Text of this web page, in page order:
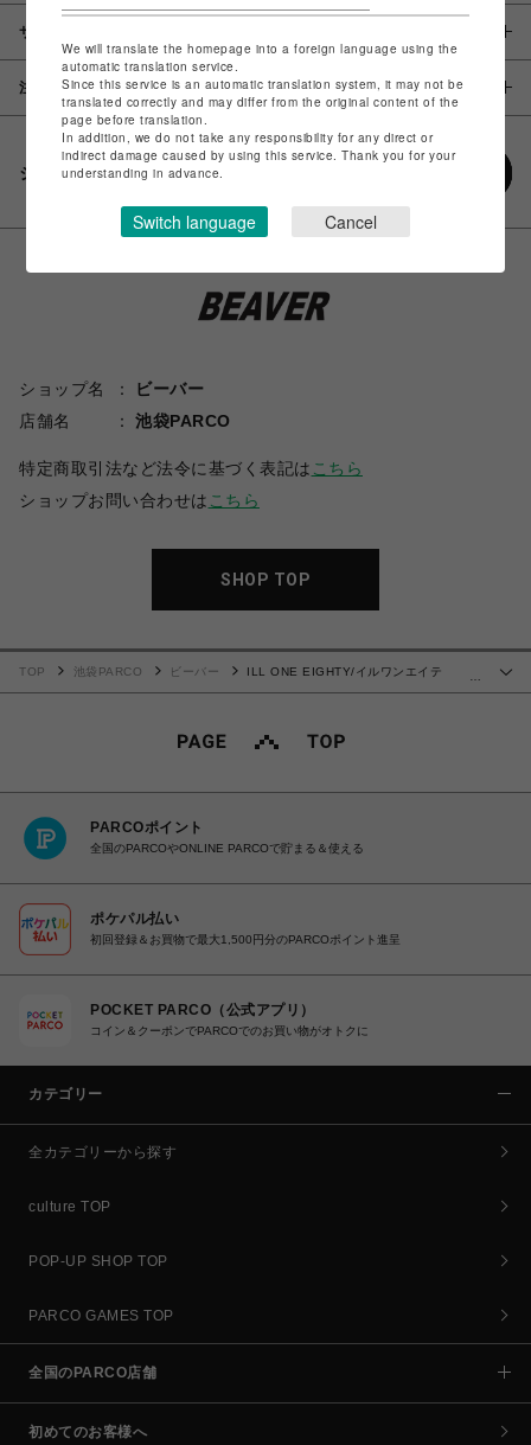
サイズ
注意事項
シェアする
ショップ名
ビーバー
店舗名
池袋PARCO
特定商取引法など法令に基づく表記は こちら
ショップお問い合わせは こちら
SHOP TOP
TOP 池袋PARCO ビーバー
ILL ONE EIGHTY/イルワンエイテ
PARCOポイント
全国のPARCOやONLINE PARCOで貯まる＆使える
ポケパル払い
初回登録＆お買物で最大1,500円分のPARCOポイント進呈
POCKET PARCO（公式アプリ）
コイン＆クーポンでPARCOでのお買い物がオトクに
カテゴリー
全カテゴリーから探す
culture TOP
POP-UP SHOP TOP
PARCO GAMES TOP
全国のPARCO店舗
初めてのお客様へ
We will translate the homepage into a foreign language using the
automatic translation service.
Since this service is an automatic translation system, it may not be
translated correctly and may differ from the original content of the
page before translation.
In addition, we do not take any responsibility for any direct or
indirect damage caused by using this service. Thank you for your
understanding in advance.
Switch language Cancel